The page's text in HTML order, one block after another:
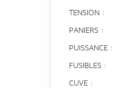
TENSION
PANIERS
PUISSANCE
FUSIBLES
CUVE